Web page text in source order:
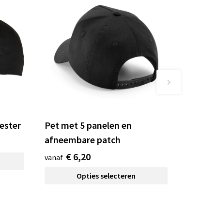
Pet met 5 panelen en
afneembare patch
vanaf € 6,20
Opties selecteren